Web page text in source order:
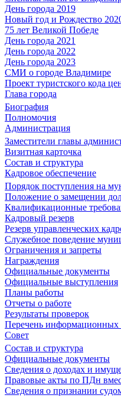
День города 2019
Новый год и Рождество
75 лет Великой Победе
День города 2021
День города 2022
День города 2023
СМИ о городе Владимире
Проект туристского кода
Глава города
Биография
Полномочия
Администрация
Заместители главы
Визитная карточка
Состав и структура
Кадровое обеспечение
Порядок поступления на
Положение о замещении
Квалификационные
Кадровый резерв
Резерв управленческих
Служебное поведение
Ограничения и запреты
Награждения
Официальные документы
Официальные выступления
Планы работы
Отчеты о работе
Результаты проверок
Перечень информационных
Совет
Состав и структура
Официальные документы
Сведения о доходах и
Правовые акты по ПДн
Сведения о признании